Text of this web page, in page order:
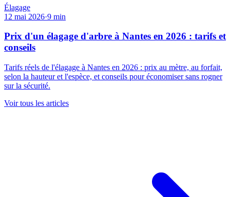
Élagage
12 mai 2026·9 min
Prix d'un élagage d'arbre à Nantes en 2026 : tarifs et
conseils
Tarifs réels de l'élagage à Nantes en 2026 : prix au mètre, au forfait,
selon la hauteur et l'espèce, et conseils pour économiser sans rogner
sur la sécurité.
Voir tous les articles